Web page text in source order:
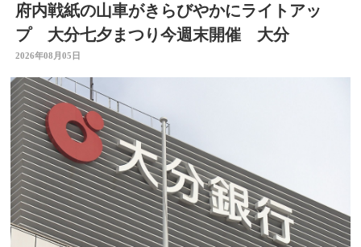
府内戦紙の山車がきらびやかにライトアッ
プ 大分七夕まつり今週末開催 大分
2026年08月05日